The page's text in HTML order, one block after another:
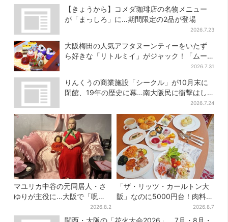
シール付き
で開催
【きょうから】コメダ珈琲店の名物メニュー
が「まっしろ」に…期間限定の2品が登場
2026.7.23
大阪梅田の人気アフタヌーンティーをいたず
ら好きな「リトルミイ」がジャック！「ムー
2026.7.31
りんくうの商業施設「シークル」が10月末に
閉館、19年の歴史に幕…南大阪民に衝撃はし
2026.7.24
マユリカ中谷の元同居人・さ
ゆりが主役に…大阪で「呪物
展」開催、コンセプトは“呪物
たちのお茶会”
2026.8.2
「ザ・リッツ・カールトン大
阪」なのに5000円台！肉料
理、スイーツ、パンまで…約
50種類が食べ放題
2026.8.7